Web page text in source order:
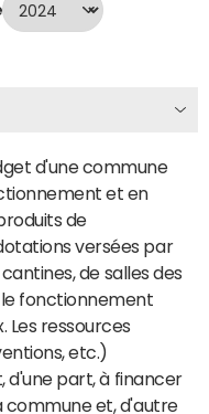
d'une commune
et en
de
versées par
de salles des
fonctionnement
Les ressources
etc.)
d'une part, à financer
commune et, d'autre